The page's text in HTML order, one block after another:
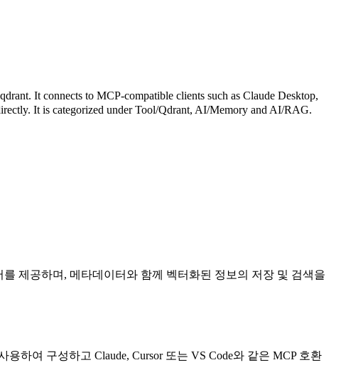
It connects to MCP-compatible clients such as Claude Desktop,
It is categorized under Tool/Qdrant, AI/Memory and AI/RAG.
제공하며, 메타데이터와 함께 벡터화된 정보의 저장 및 검색을
하여 구성하고 Claude, Cursor 또는 VS Code와 같은 MCP 호환